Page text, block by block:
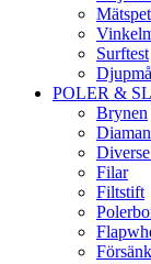
Surftest
POLER &
Brynen
Filar
Filtstift